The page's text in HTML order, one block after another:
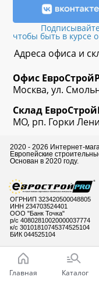
чтобы быть в курсе
Адреса офиса и
Офис ЕвроСтрой
Москва, ул.
Склад ЕвроСтрой
МО, рп. Горки
2020 - 2026
Европейские
Основан в 2020 году.
ОГРНИП 323420500048805
ИНН 234703524401
ООО "Банк Точка"
р/с 40802810020000037774
к/с 30101810745374525104
БИК 044525104
Главная Каталог